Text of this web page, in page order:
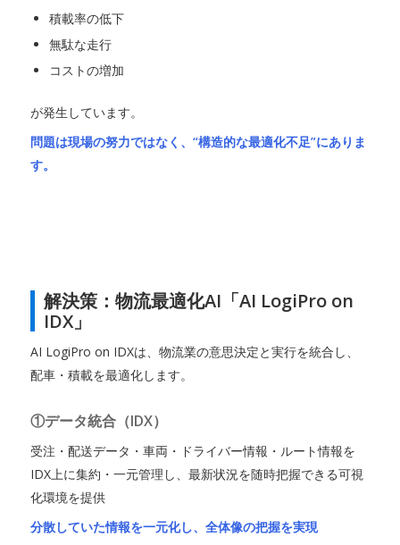
積載率の低下
無駄な走行
コストの増加
が発生しています。
問題は現場の努力ではなく、“構造的な最適化不足”にありま
す。
解決策：物流最適化AI「AI LogiPro on
IDX」
AI LogiPro on IDXは、物流業の意思決定と実行を統合し、
配車・積載を最適化します。
①データ統合（IDX）
受注・配送データ・車両・ドライバー情報・ルート情報を
IDX上に集約・一元管理し、最新状況を随時把握できる可視
化環境を提供
分散していた情報を一元化し、全体像の把握を実現